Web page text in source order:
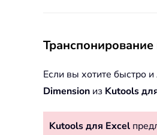
Если вы хотите быстро
Dimension из Kutools
Kutools для Excel